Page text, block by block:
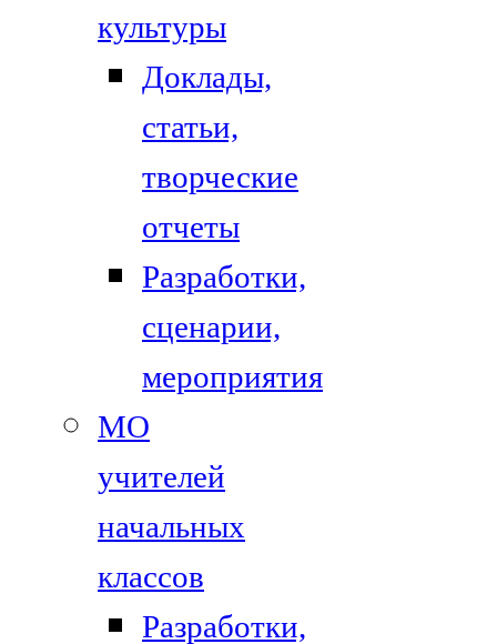
культуры
Доклады,
статьи,
творческие
отчеты
Разработки,
сценарии,
мероприятия
МО
учителей
начальных
классов
Разработки,